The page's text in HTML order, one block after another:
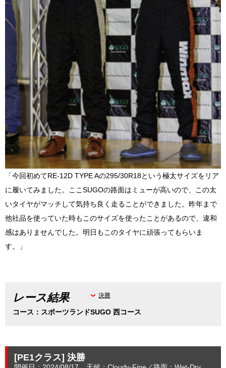
「今回初めてRE-12D TYPE Aの295/30R18という極太サイズをリア
に履いてみました。ここSUGOの路面はミューが高いので、この太
いタイヤがマッチして気持ち良く走ることができました。昨年まで
他社品を使っていた時もこのサイズを使ったことがあるので、違和
感はありませんでした。明日もこのタイヤに頑張ってもらいま
す。」
レース結果
コース：スポーツランドSUGO 西コース
決勝
[PE1クラス] 決勝